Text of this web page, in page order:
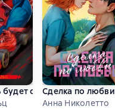
будет одинСделка по любви
Анна Николетто